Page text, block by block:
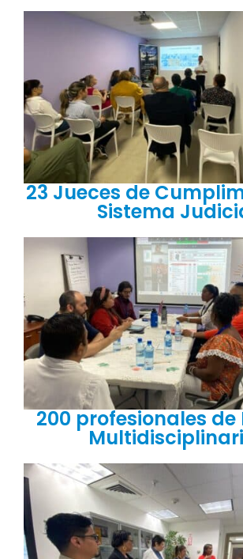
23 Jueces de
Sistema
200 profesionales de